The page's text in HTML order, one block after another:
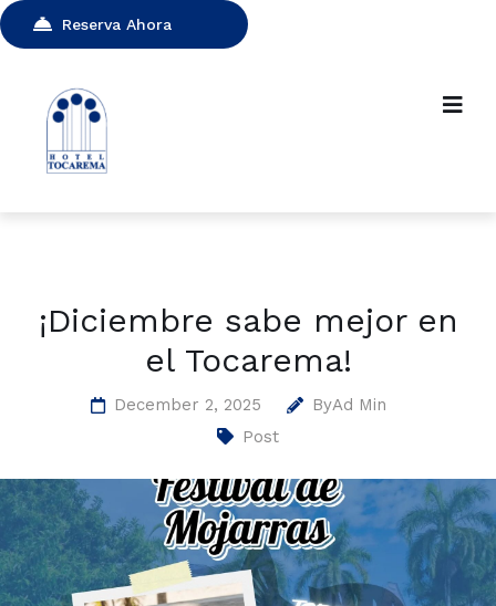
Reserva Ahora
¡Diciembre sabe mejor en
el Tocarema!
December 2, 2025 ByAd Min
Post